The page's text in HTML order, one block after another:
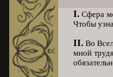
I. Сфера
Чтобы
II. Во
мной